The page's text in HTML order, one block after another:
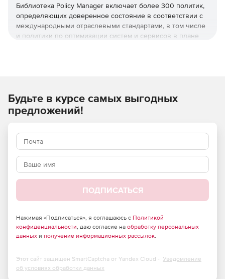
Библиотека Policy Manager включает более 300 политик,
определяющих доверенное состояние в соответствии с
международными отраслевыми стандартами, в том числе
и политики по оптимизации систем и сервисов в плане
Будьте в курсе самых выгодных
предложений!
ПОДПИСАТЬСЯ
Нажимая «Подписаться», я соглашаюсь с Политикой
конфиденциальности, даю согласие на обработку персональных
данных и получение информационных рассылок.
Этот сайт защищен SmartCaptcha от Yandex Cloud - Уведомление
об условиях обработки данных